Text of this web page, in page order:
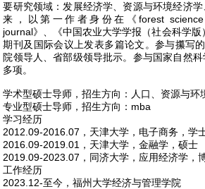
要研究领域：发展经济学、资源与环境经济
来，以第一作者身份在《forest
journal》、《中国农业大学学报（社会科学
期刊及国际会议上发表多篇论文。参与攥写
院领导人、省部级领导批示。参与国家自然
多项。
学术型硕士导师，招生方向：人口、资源与环
专业型硕士导师，招生方向：mba
学习经历
2012.09-2016.07，天津大学，电子商务，学
2016.09-2019.01，天津大学，金融学，硕士
2019.09-2023.07，同济大学，应用经济学，
工作经历
2023.12-至今，福州大学经济与管理学院